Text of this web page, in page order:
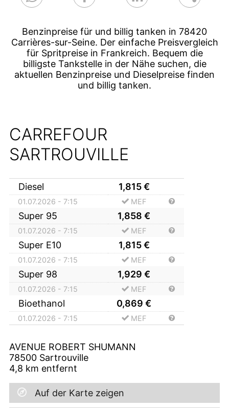
Benzinpreise für und billig tanken in 78420
Carrières-sur-Seine. Der einfache Preisvergleich
für Spritpreise in Frankreich. Bequem die
billigste Tankstelle in der Nähe suchen, die
aktuellen Benzinpreise und Dieselpreise finden
und billig tanken.
CARREFOUR
SARTROUVILLE
Diesel 1,815€
01.07.2026 - 7:15 MEF
Super 95 1,858 €
01.07.2026 - 7:15 MEF
Super E10 1,815€
01.07.2026 - 7:15 MEF
Super 98 1,929 €
01.07.2026 - 7:15 MEF
Bioethanol 0,869 €
01.07.2026 - 7:15 MEF
AVENUE ROBERT SHUMANN
78500 Sartrouville
4,8 km entfernt
Auf der Karte zeigen